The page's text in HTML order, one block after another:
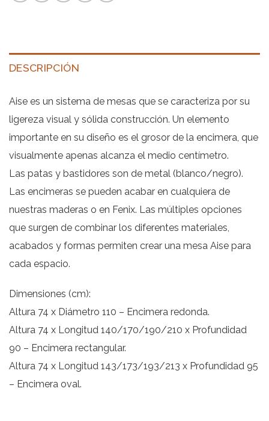
DESCRIPCIÓN
Aise es un sistema de mesas que se caracteriza por su
ligereza visual y sólida construcción. Un elemento
importante en su diseño es el grosor de la encimera, que
visualmente apenas alcanza el medio centímetro.
Las patas y bastidores son de metal (blanco/negro).
Las encimeras se pueden acabar en cualquiera de
nuestras maderas o en Fenix. Las múltiples opciones
que surgen de combinar los diferentes materiales,
acabados y formas permiten crear una mesa Aise para
cada espacio.
Dimensiones (cm):
Altura 74 x Diámetro 110 – Encimera redonda.
Altura 74 x Longitud 140/170/190/210 x Profundidad
90 – Encimera rectangular.
Altura 74 x Longitud 143/173/193/213 x Profundidad 95
– Encimera oval.